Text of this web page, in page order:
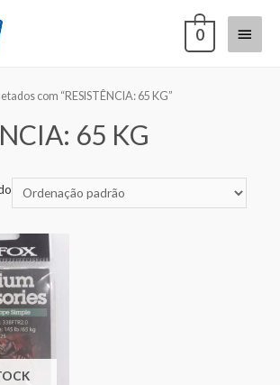
0
com “RESISTÊNCIA: 65 KG”
65 KG